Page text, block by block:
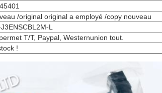
/original original a employé /copy nouveau
L
T/T, Paypal, Westernunion tout.
!